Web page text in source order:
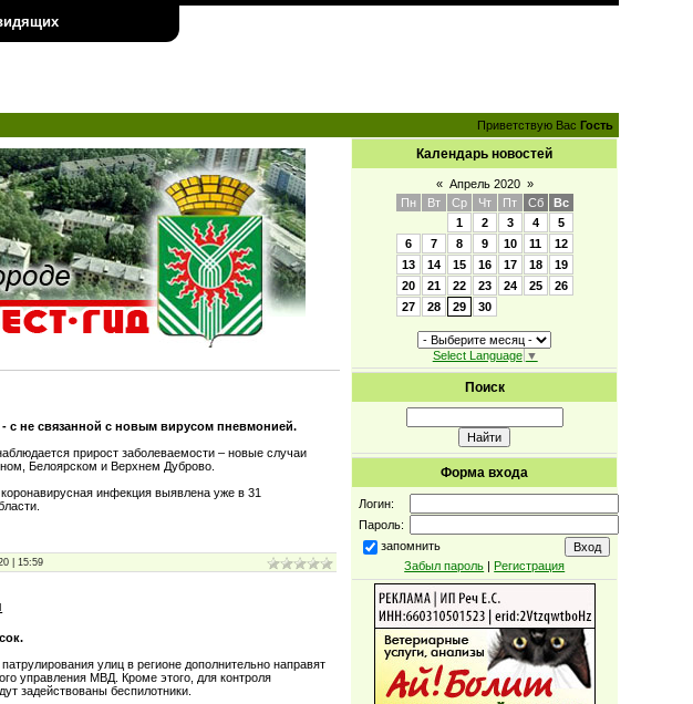
Приветствую Вас Гость
- с не связанной с новым вирусом пневмонией.
прирост заболеваемости – новые случаи
Белоярском и Верхнем Дуброво.
инфекция выявлена уже в 31
|15:59
улиц в регионе дополнительно направят
управления МВД. Кроме этого, для контроля
задействованы беспилотники.
Календарь новостей
« Апрель 2020 »
Пн
Вт Ср Чт Пт Сб
Вс
1
2 3 4
5
6
7 8 9 10 11
12
13
14 15 16 17 18
19
20
21 22 23 24 25
26
27
28 29 30
Select Language ▼
Поиск
Форма входа
Логин:
Пароль:
запомнить
Забыл пароль | Регистрация